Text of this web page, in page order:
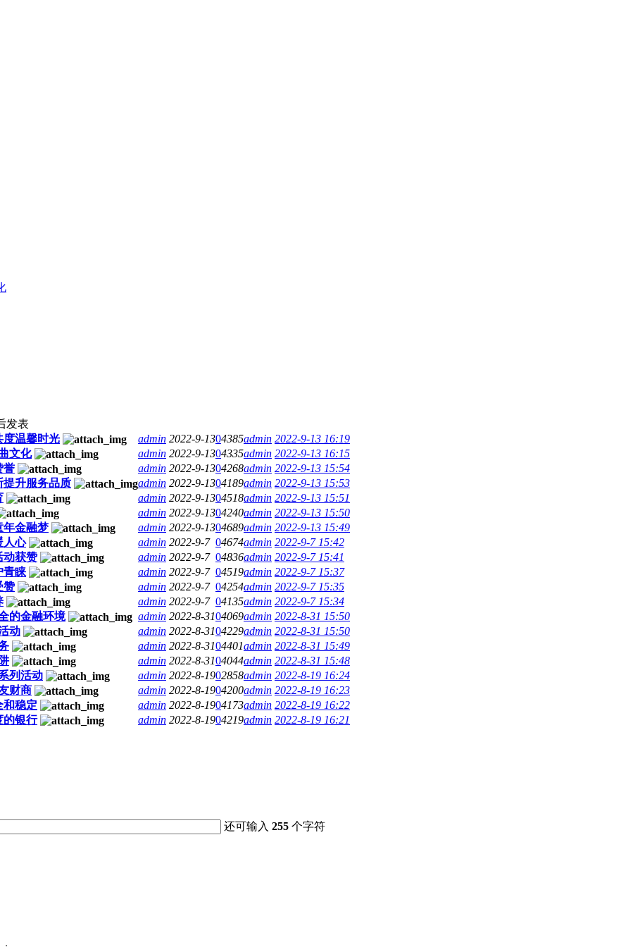
发表
度温馨时光
admin 2022-9-1304385admin 2022-9-13 16:19
文化
admin 2022-9-1304335admin 2022-9-13 16:15
誉
admin 2022-9-1304268admin 2022-9-13 15:54
提升服务品质
admin 2022-9-1304189admin 2022-9-13 15:53
admin 2022-9-1304518admin 2022-9-13 15:51
admin 2022-9-1304240admin 2022-9-13 15:50
年金融梦
admin 2022-9-1304689admin 2022-9-13 15:49
人心
admin 2022-9-7 04674admin 2022-9-7 15:42
动获赞
admin 2022-9-7 04836admin 2022-9-7 15:41
青睐
admin 2022-9-7 04519admin 2022-9-7 15:37
赞
admin 2022-9-7 04254admin 2022-9-7 15:35
admin 2022-9-7 04135admin 2022-9-7 15:34
的金融环境
admin 2022-8-3104069admin 2022-8-31 15:50
动
admin 2022-8-3104229admin 2022-8-31 15:50
admin 2022-8-3104401admin 2022-8-31 15:49
admin 2022-8-3104044admin 2022-8-31 15:48
列活动
admin 2022-8-1902858admin 2022-8-19 16:24
财商
admin 2022-8-1904200admin 2022-8-19 16:23
和稳定
admin 2022-8-1904173admin 2022-8-19 16:22
的银行
admin 2022-8-1904219admin 2022-8-19 16:21
还可输入255 个字符